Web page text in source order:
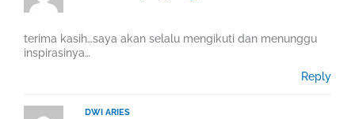
terima kasih…saya akan selalu mengikuti dan menunggu
inspirasinya…
Reply
DWI ARIES